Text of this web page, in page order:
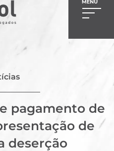
pagamento de
de
deserção